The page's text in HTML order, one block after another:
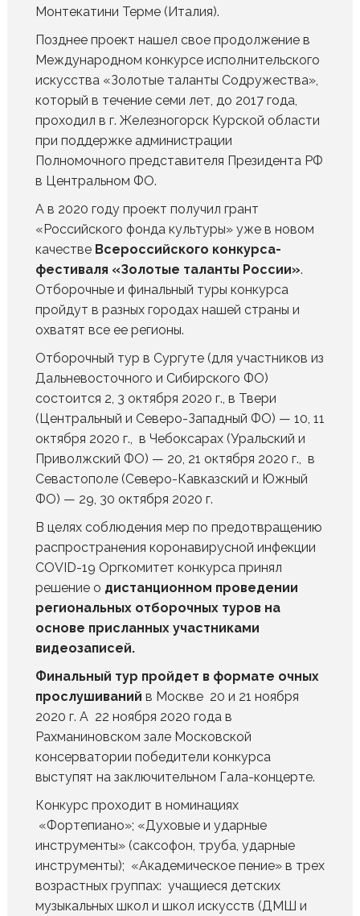
Монтекатини Терме (Италия).
Позднее проект нашел свое продолжение в
Международном конкурсе исполнительского
искусства «Золотые таланты Содружества»,
который в течение семи лет, до 2017 года,
проходил в г. Железногорск Курской области
при поддержке администрации
Полномочного представителя Президента РФ
в Центральном ФО.
А в 2020 году проект получил грант
«Российского фонда культуры» уже в новом
качестве Всероссийского конкурса-
фестиваля «Золотые таланты России».
Отборочные и финальный туры конкурса
пройдут в разных городах нашей страны и
охватят все ее регионы.
Отборочный тур в Сургуте (для участников из
Дальневосточного и Сибирского ФО)
состоится 2, 3 октября 2020 г., в Твери
(Центральный и Северо-Западный ФО) — 10, 11
октября 2020 г., в Чебоксарах (Уральский и
Приволжский ФО) — 20, 21 октября 2020 г., в
Севастополе (Северо-Кавказский и Южный
ФО) — 29, 30 октября 2020 г.
В целях соблюдения мер по предотвращению
распространения коронавирусной инфекции
COVID-19 Оргкомитет конкурса принял
решение о дистанционном проведении
региональных отборочных туров на
основе присланных участниками
видеозаписей.
Финальный тур пройдет в формате очных
прослушиваний в Москве 20 и 21 ноября
2020 г. А 22 ноября 2020 года в
Рахманиновском зале Московской
консерватории победители конкурса
выступят на заключительном Гала-концерте.
Конкурс проходит в номинациях
«Фортепиано»; «Духовые и ударные
инструменты» (саксофон, труба, ударные
инструменты); «Академическое пение» в трех
возрастных группах: учащиеся детских
музыкальных школ и школ искусств (ДМШ и